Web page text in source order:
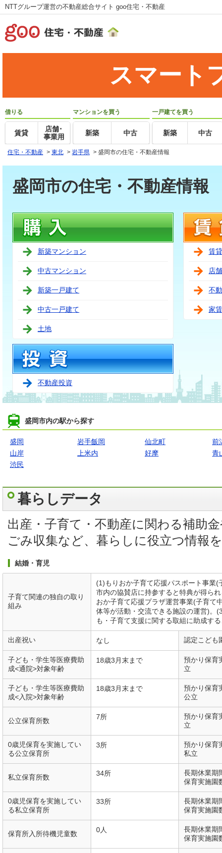
NTTグループ運営の不動産総合サイト goo住宅・不動産
スマート
借りる
賃貸
店舗･
事業用
マンションを買う
新築 中古
一戸建てを買う
新築 中古
住宅・不動産 > 東北 > 岩手県 > 盛岡市の住宅・不動産情報
盛岡市の住宅・不動産情報
新築マンション
中古マンション
新築一戸建て
中古一戸建て
土地
不動産投資
賃
店
不
家
盛岡市内の駅から探す
盛岡 岩手飯岡 仙北町
前
山岸
上米内 好摩
青
渋民
暮らしデータ
出産・子育て・不動産に関わる補助
ごみ収集など、暮らしに役立つ情報
結婚・育児
子育て関連の独自の取り
組み
(1)もりおか子育て応援パスポート事業
市内の協賛店に持参すると特典が得ら
おか子育て応援プラザ運営事業(子育て
体等が活動・交流できる施設の運営)。
も・子育て支援に関する取組に助成す
出産祝い なし 認定こども
子ども・学生等医療費助
成<通院>対象年齢
18歳3月末まで
預かり保育
立
子ども・学生等医療費助
成<入院>対象年齢
18歳3月末まで
預かり保育
公立
公立保育所数 7所
預かり保育
立
0歳児保育を実施してい
る公立保育所
3所
預かり保育
私立
私立保育所数 34所
長期休業期
保育実施園
0歳児保育を実施してい
る私立保育所
33所
長期休業期
保育実施園
保育所入所待機児童数 0人
長期休業期
保育実施園